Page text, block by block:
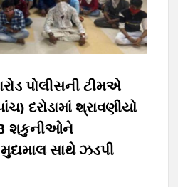
પોલીસની ટીમએ
દરોડામાં શ્રાવણીયો
શકુનીઓને
સાથે ઝડપી